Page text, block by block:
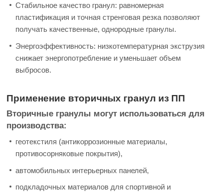
Стабильное качество гранул: равномерная
пластификация и точная стренговая резка позволяют
получать качественные, однородные гранулы.
Энергоэффективность: низкотемпературная экструзия
снижает энергопотребление и уменьшает объем
выбросов.
Применение вторичных гранул из ПП
Вторичные гранулы могут использоваться для
производства:
геотекстиля (антикоррозионные материалы,
противосорняковые покрытия),
автомобильных интерьерных панелей,
подкладочных материалов для спортивной и